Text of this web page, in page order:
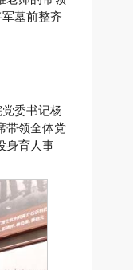
墓前整齐
委书记杨
带领全体党
身育人事